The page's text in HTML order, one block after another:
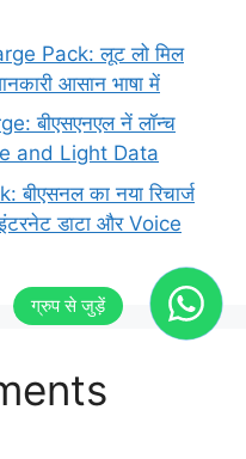
Pack: लूट लो मिल
आसान भाषा में
बीएसएनएल नें लॉन्च
and Light Data
का नया रिचार्ज
डाटा और Voice